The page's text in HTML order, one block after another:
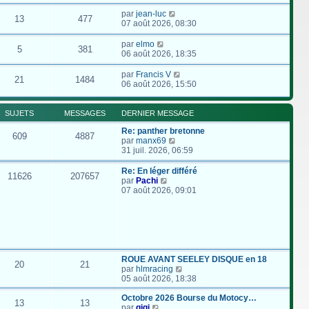
13 477 par jean-luc
07 août 2026, 08:30
5 381 par elmo
06 août 2026, 18:35
21 1484 par Francis V
06 août 2026, 15:50
SUJETS MESSAGES DERNIER MESSAGE
609 4887
Re: panther bretonne
par manx69
o
n
s
l
e
r
n
e
31 juil. 2026, 06:59
11626 207657
Re: En léger différé
par Pachi
o
e
r
l
e
d
e
07 août 2026, 09:01
20 21
ROUE AVANT SEELEY DISQUE en 18
par hlmracing
o
n
s
05 août 2026, 18:38
13 13
Octobre 2026 Bourse du Motocy…